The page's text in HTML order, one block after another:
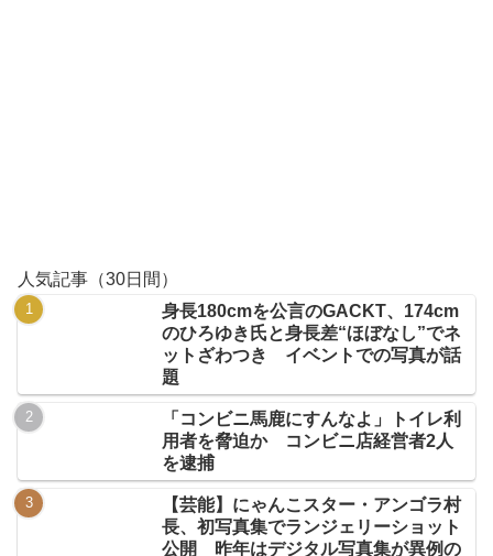
人気記事（30日間）
身長180cmを公言のGACKT、174cm
のひろゆき氏と身長差“ほぼなし”でネ
ットざわつき イベントでの写真が話
題
「コンビニ馬鹿にすんなよ」トイレ利
用者を脅迫か コンビニ店経営者2人
を逮捕
【芸能】にゃんこスター・アンゴラ村
長、初写真集でランジェリーショット
公開 昨年はデジタル写真集が異例の